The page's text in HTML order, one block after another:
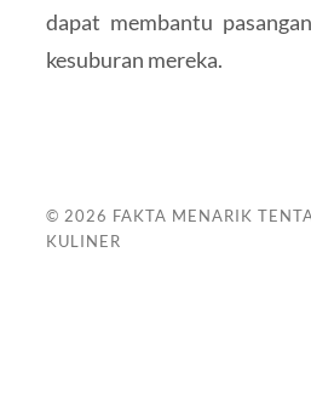
dapat membantu
kesuburan mereka.
© 2026 FAKTA MENARIK
KULINER